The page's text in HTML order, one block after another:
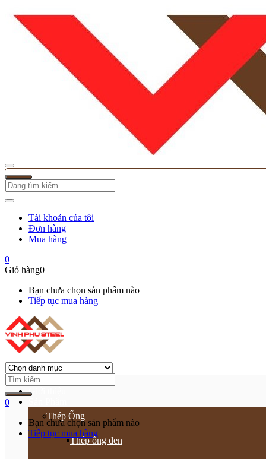
Tài khoản của tôi
Đơn hàng
Mua hàng
0
Giỏ hàng0
Bạn chưa chọn sản phẩm nào
Tiếp tục mua hàng
0
Bạn chưa chọn sản phẩm nào
Tiếp tục mua hàng
Trang chủ
Giới thiệu
Thép Ống
Thép ống đen